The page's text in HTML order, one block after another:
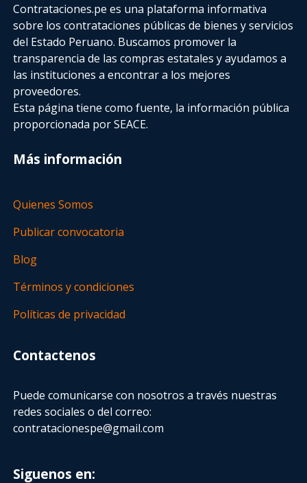
Contrataciones.pe es una plataforma informativa
sobre los contrataciones públicas de bienes y servicios
del Estado Peruano. Buscamos promover la
transparencia de las compras estatalesy ayudamos a
las instituciones a encontrar a los mejores
proveedores.
Esta página tiene como fuente, la información pública
proporcionada por SEACE.
Más información
Quienes Somos
Publicar convocatoria
Blog
Términos y condiciones
Políticas de privacidad
Contactenos
Puede comunicarse con nosotros a través nuestras
redes sociales o del correo:
contratacionespe@gmail.com
Siguenos en: